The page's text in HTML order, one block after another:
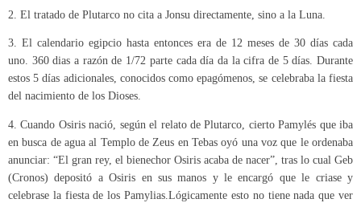
2. El tratado de Plutarco no cita a Jonsu directamente, sino a la Luna.
3. El calendario egipcio hasta entonces era de 12 meses de 30 días cada
uno. 360 dias a razón de 1/72 parte cada día da la cifra de 5 días. Durante
estos 5 días adicionales, conocidos como epagómenos, se celebraba la fiesta
del nacimiento de los Dioses.
4. Cuando Osiris nació, según el relato de Plutarco, cierto Pamylés que iba
en busca de agua al Templo de Zeus en Tebas oyó una voz que le ordenaba
anunciar: “El gran rey, el bienechor Osiris acaba de nacer”, tras lo cual Geb
(Cronos) depositó a Osiris en sus manos y le encargó que le criase y
celebrase la fiesta de los Pamylias.Lógicamente esto no tiene nada que ver